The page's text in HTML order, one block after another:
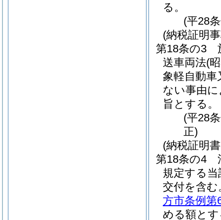
る。
(平28
(納税証明
第18条の3
送車両法(
象軽自動
ない事由
旨とする。
(平28
正)
(納税証明
第18条の4
規定する
交付を含む
方市条例第
める額と